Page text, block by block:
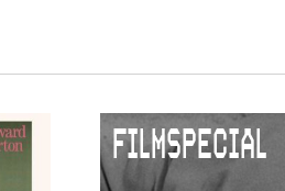
FILMSPECIAL